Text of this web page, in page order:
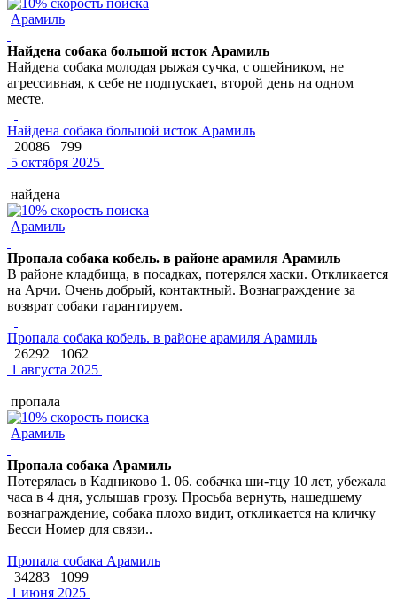
Арамиль
Найдена собака большой исток Арамиль
Найдена собака молодая рыжая сучка, с ошейником, не
агрессивная, к себе не подпускает, второй день на одном
месте.
Найдена собака большой исток Арамиль
20086
799
5 октября 2025
найдена
Арамиль
Пропала собака кобель. в районе арамиля Арамиль
В районе кладбища, в посадках, потерялся хаски. Откликается
на Арчи. Очень добрый, контактный. Вознаграждение за
возврат собаки гарантируем.
Пропала собака кобель. в районе арамиля Арамиль
26292
1062
1 августа 2025
пропала
Арамиль
Пропала собака Арамиль
Потерялась в Кадниково 1. 06. собачка ши-тцу 10 лет, убежала
часа в 4 дня, услышав грозу. Просьба вернуть, нашедшему
вознаграждение, собака плохо видит, откликается на кличку
Бесси Номер для связи..
Пропала собака Арамиль
34283
1099
1 июня 2025